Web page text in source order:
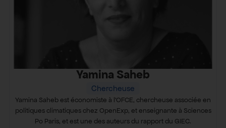
Yamina Saheb
Chercheuse
Yamina Saheb est économiste à l’OFCE, chercheuse associée en
politiques climatiques chez OpenExp, et enseignante à Sciences
Po Paris, et est une des auteurs du rapport du GIEC.